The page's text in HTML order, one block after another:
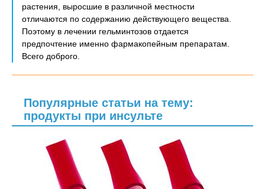
растения, выросшие в различной местности
отличаются по содержанию действующего вещества.
Поэтому в лечении гельминтозов отдается
предпочтение именно фармакопейным препаратам.
Всего доброго.
Популярные статьи на тему:
продукты при инсульте